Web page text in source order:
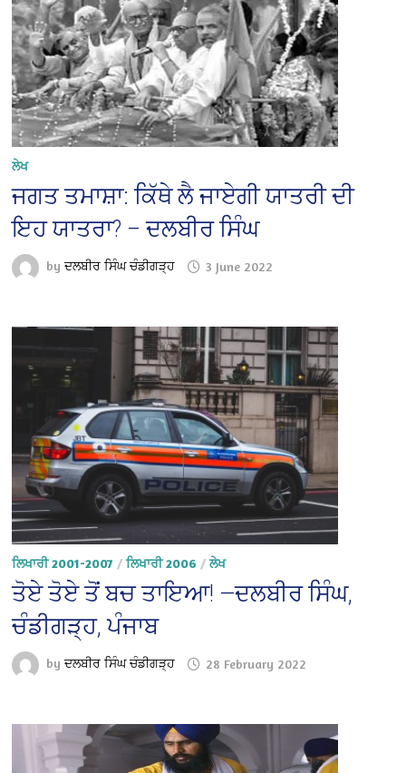
ਲੇਖ
ਜਗਤ ਤਮਾਸ਼ਾ: ਕਿੱਥੇ ਲੈ ਜਾਏਗੀ ਯਾਤਰੀ ਦੀ
ਇਹ ਯਾਤਰਾ? – ਦਲਬੀਰ ਸਿੰਘ
byਦਲਬੀਰ ਸਿੰਘ ਚੰਡੀਗੜ੍ਹ 3 June 2022
ਲਿਖਾਰੀ 2001-2007 /ਲਿਖਾਰੀ 2006 /ਲੇਖ
ਤੋਏ ਤੋਏ ਤੋਂ ਬਚ ਤਾਇਆ! —ਦਲਬੀਰ ਸਿੰਘ,
ਚੰਡੀਗੜ੍ਹ, ਪੰਜਾਬ
byਦਲਬੀਰ ਸਿੰਘ ਚੰਡੀਗੜ੍ਹ 28 February 2022